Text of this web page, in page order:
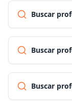
Buscar
Buscar
Buscar